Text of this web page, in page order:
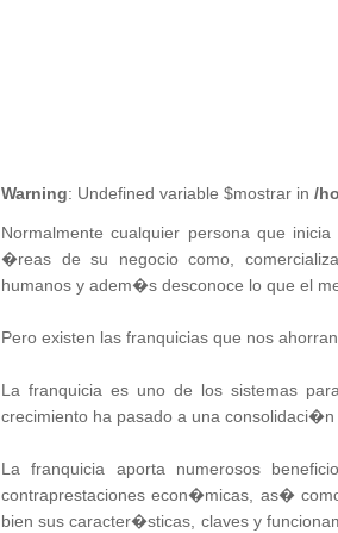
Warning: Undefined variable $mostrar in /
Normalmente cualquier persona que
�reas de su negocio como,
humanos y adem�s desconoce lo que el
Pero existen las franquicias que nos
La franquicia es uno de los sistemas
crecimiento ha pasado a una
La franquicia aporta numerosos
contraprestaciones econ�micas, as�
bien sus caracter�sticas, claves y